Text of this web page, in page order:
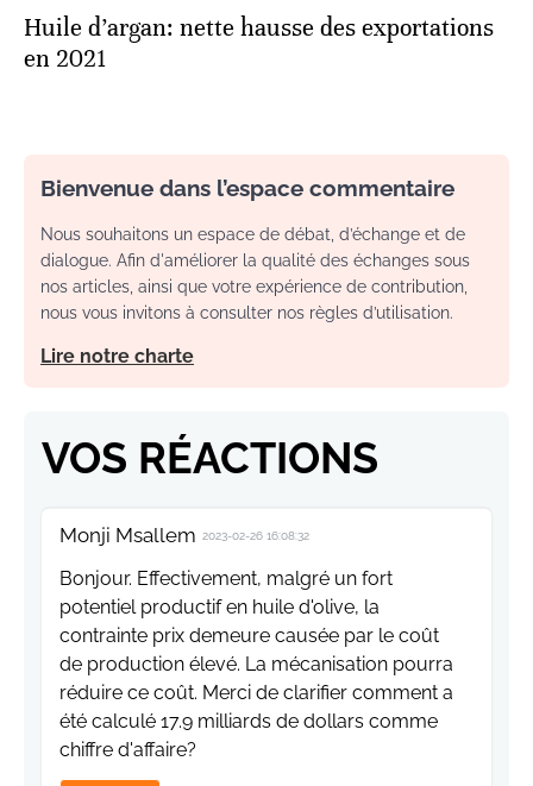
Huile d’argan: nette hausse des exportations
en 2021
Bienvenue dans l’espace commentaire
Nous souhaitons un espace de débat, d’échange et de
dialogue. Afin d'améliorer la qualité des échanges sous
nos articles, ainsi que votre expérience de contribution,
nous vous invitons à consulter nos règles d’utilisation.
Lire notre charte
VOS RÉACTIONS
Monji Msallem 2023-02-26 16:08:32
Bonjour. Effectivement, malgré un fort
potentiel productif en huile d'olive, la
contrainte prix demeure causée par le coût
de production élevé. La mécanisation pourra
réduire ce coût. Merci de clarifier comment a
été calculé 17.9 milliards de dollars comme
chiffre d'affaire?